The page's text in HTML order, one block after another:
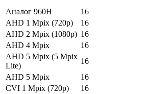
Аналог 960H
16
AHD 1 Mpix (720p)
16
AHD 2 Mpix (1080p) 16
AHD 4 Mpix
16
AHD 5 Mpix (5 Mpix
Lite)
16
AHD 5 Mpix
16
CVI 1 Mpix (720p)
16